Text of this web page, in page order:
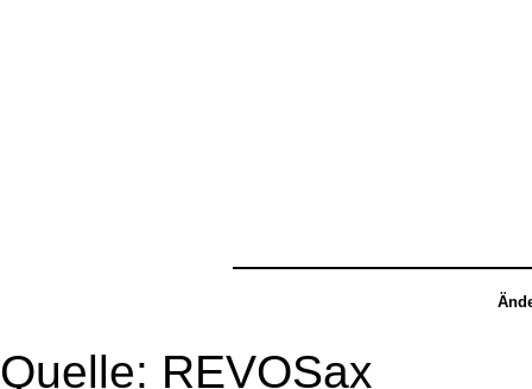
Quelle: REVOSax